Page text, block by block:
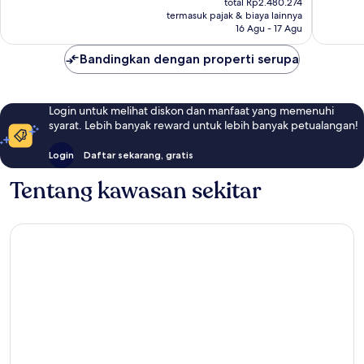
Rp2.175.679
termasuk pajak & biaya lainnya
16 Agu - 17 Agu
Bandingkan dengan properti serupa
Login untuk melihat diskon dan manfaat yang memenuhi
syarat. Lebih banyak reward untuk lebih banyak petualangan!
Login Daftar sekarang, gratis
Tentang kawasan sekitar